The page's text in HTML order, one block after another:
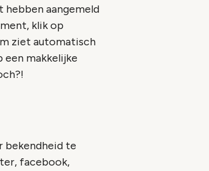
hebben aangemeld
klik op
ziet automatisch
een makkelijke
bekendheid te
facebook,